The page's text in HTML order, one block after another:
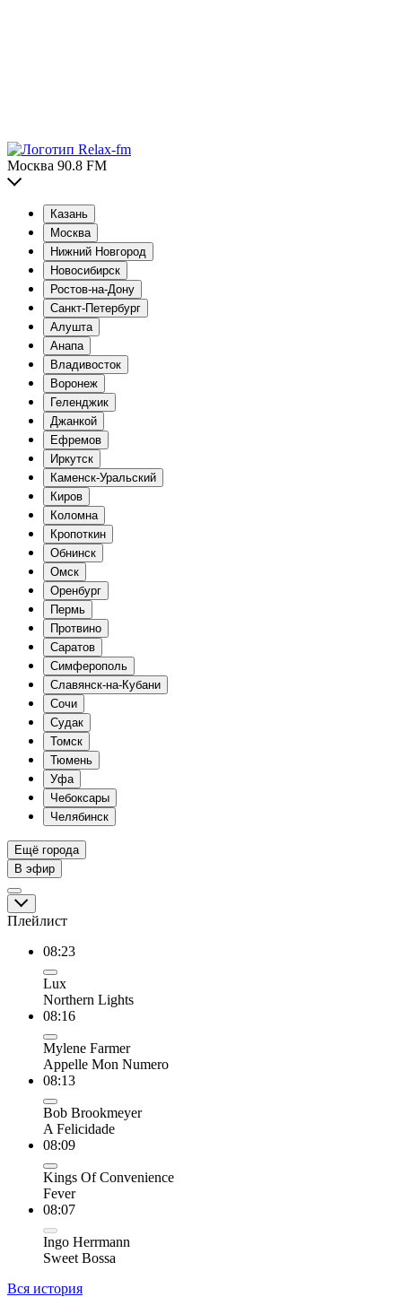
Москва 90.8 FM
Казань
Москва
Нижний Новгород
Новосибирск
Ростов-на-Дону
Санкт-Петербург
Алушта
Анапа
Владивосток
Воронеж
Геленджик
Джанкой
Ефремов
Иркутск
Каменск-Уральский
Киров
Коломна
Кропоткин
Обнинск
Омск
Оренбург
Пермь
Протвино
Саратов
Симферополь
Славянск-на-Кубани
Сочи
Судак
Томск
Тюмень
Уфа
Чебоксары
Челябинск
Ещё города
В эфир
Плейлист
08:23
Lux
Northern Lights
08:16
Mylene Farmer
Appelle Mon Numero
08:13
Bob Brookmeyer
A Felicidade
08:09
Kings Of Convenience
Fever
08:07
Ingo Herrmann
Sweet Bossa
Вся история